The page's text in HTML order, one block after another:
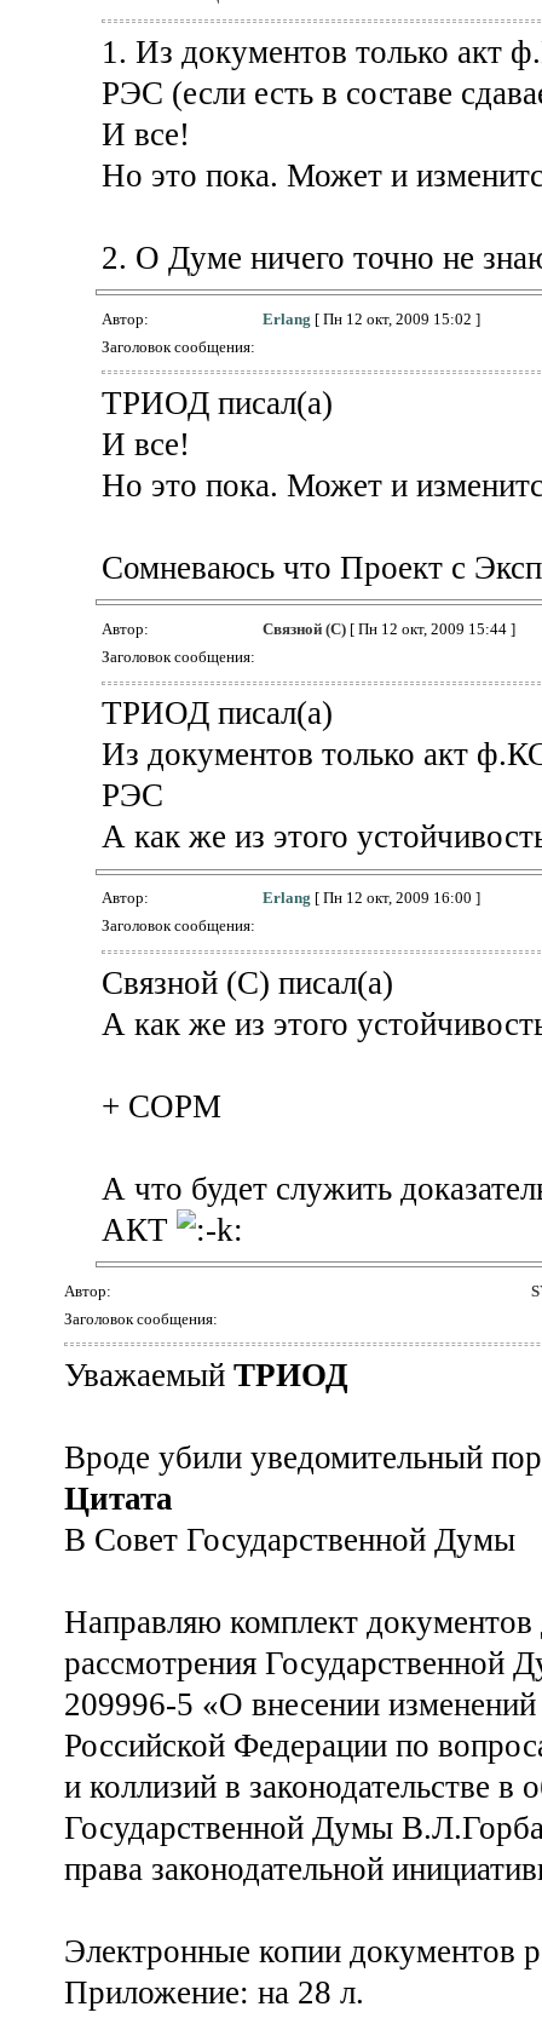
1. Из документов только акт
РЭС (если есть в составе
И все!
Но это пока. Может и
2. О Думе ничего точно не
Автор: Erlang [ Пн 12 окт, 2009 15:02 ]
Заголовок сообщения:
ТРИОД писал(а)
И все!
Но это пока. Может и
Сомневаюсь что Проект с
Автор: Связной (С)[ Пн 12 окт, 2009 15:44 ]
Заголовок сообщения:
ТРИОД писал(а)
Из документов только акт
РЭС
А как же из этого
Автор: Erlang [ Пн 12 окт, 2009 16:00 ]
Заголовок сообщения:
Связной (С) писал(а)
А как же из этого
+ СОРМ
А что будет служить
АКТ
Автор:
Заголовок сообщения:
Уважаемый ТРИОД
Вроде убили уведомительный
Цитата
В Совет Государственной Думы
Направляю комплект документов
рассмотрения Государственной
209996-5 «О внесении
Российской Федерации по
и коллизий в законодательстве в
Государственной Думы
права законодательной
Электронные копии
Приложение: на 28 л.